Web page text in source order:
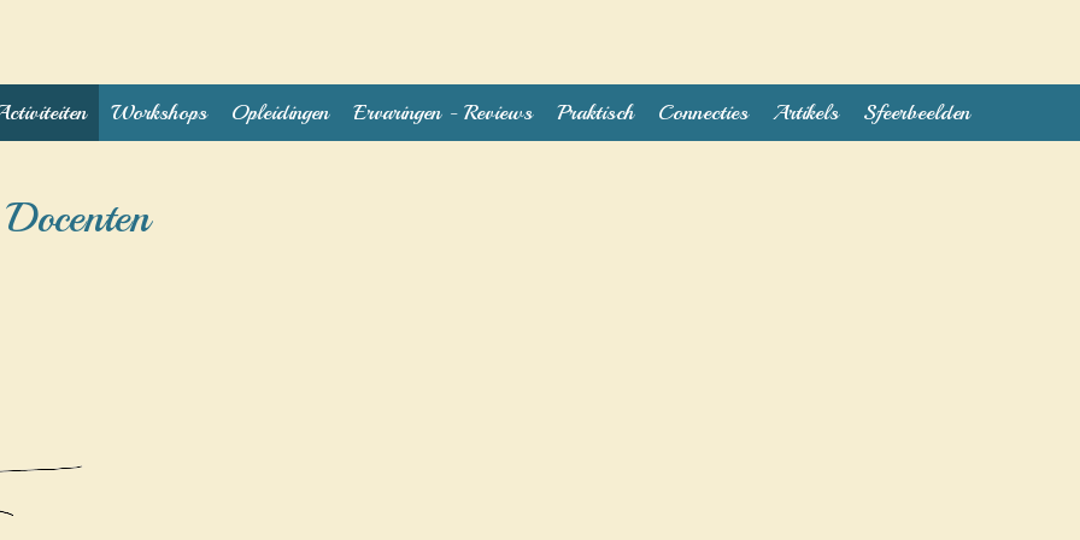
Workshops Opleidingen Ervaringen - Reviews Praktisch Connecties Artikels Sfeerbeelden